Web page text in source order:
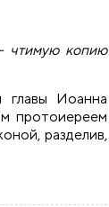
чтимую копию
главы Иоанна
протоиереем
разделив,